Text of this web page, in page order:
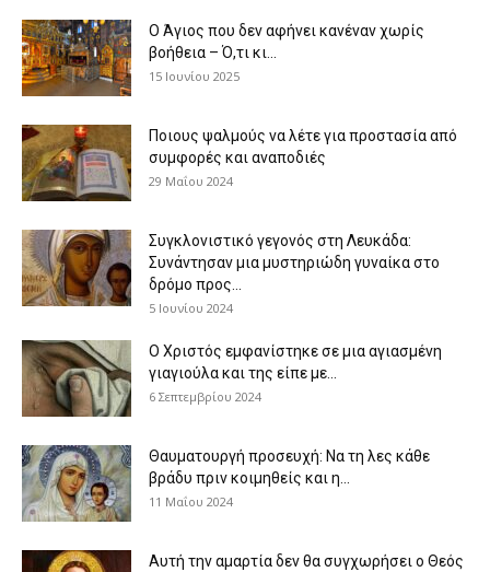
Ο Άγιος που δεν αφήνει κανέναν χωρίς
βοήθεια – Ό,τι κι...
15 Ιουνίου 2025
Ποιους ψαλμούς να λέτε για προστασία από
συμφορές και αναποδιές
29 Μαΐου 2024
Συγκλονιστικό γεγονός στη Λευκάδα:
Συνάντησαν μια μυστηριώδη γυναίκα στο
δρόμο προς...
5 Ιουνίου 2024
Ο Χριστός εμφανίστηκε σε μια αγιασμένη
γιαγιούλα και της είπε με...
6 Σεπτεμβρίου 2024
Θαυματουργή προσευχή: Να τη λες κάθε
βράδυ πριν κοιμηθείς και η...
11 Μαΐου 2024
Αυτή την αμαρτία δεν θα συγχωρήσει ο Θεός